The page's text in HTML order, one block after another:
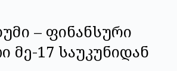
– ფინანსური
მე-17 საუკუნიდან